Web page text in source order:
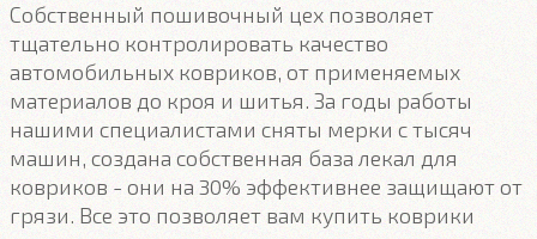
Собственный пошивочный цех позволяет
тщательно контролировать качество
автомобильных ковриков, от применяемых
материалов до кроя и шитья. За годы работы
нашими специалистами сняты мерки с тысяч
машин, создана собственная база лекал для
ковриков - они на 30% эффективнее защищают от
грязи. Все это позволяет вам купить коврики